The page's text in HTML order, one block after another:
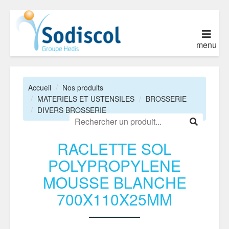
menu
Accueil
Nos produits
MATERIELS ET USTENSILES
BROSSERIE
DIVERS BROSSERIE
RACLETTE SOL
POLYPROPYLENE
MOUSSE BLANCHE
700X110X25MM